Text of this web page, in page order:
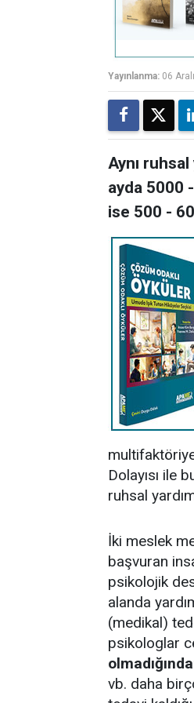
Yayınlanma: 06
Aynı
ayda 5000
ise 500 -
Dolayısı ile
ruhsal
İki meslek
başvuran
psikolojik
alanda
(medikal)
psikologlar
vb. daha